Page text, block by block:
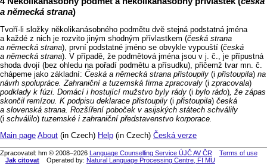
a německá strana)
Tvoří‑li složky několikanásobného podmětu dvě stejná podstatná jména
a každé z nich je rozvito jiným shodným přívlastkem (česká strana
a německá strana), první podstatné jméno se obvykle vypouští (česká
a německá strana). V případě, že podmětová jména jsou v j. č., je přípustná
shoda dvojí (bez ohledu na pořadí podmětu a přísudku), přičemž tvar mn. č.
chápeme jako základní: Česká a německá strana přistoupily (i přistoupila) na
návrh spolupráce. Zahraniční a tuzemská firma zpracovaly (i zpracovala)
podklady k fúzi. Domácí i hostující mužstvo byly rády (i bylo rádo) , že zápas
skončil remízou. K podpisu deklarace přistoupily (i přistoupila) česká
a slovenská strana. Rozšíření poboček v asijských státech schválily
(i schválilo) tuzemské i zahraniční představenstvo korporace.
Main page About (in Czech) Help (in Czech) Česká verze
Zpracovatel: hm © 2008–2026 Language Counselling Service ÚJČ AV ČR
Terms of use
Jak citovat Operated by: Natural Language Processing Centre, FI MU